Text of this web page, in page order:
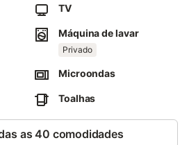
bem-vindas.
de estimação, fumar e celebrar
disponível.
numa área residencial, por favor,
após as 22:00h e seja atencioso
e as suas comodidades com
TV
Máquina de lavar
Privado
Microondas
Toalhas
as 40 comodidades